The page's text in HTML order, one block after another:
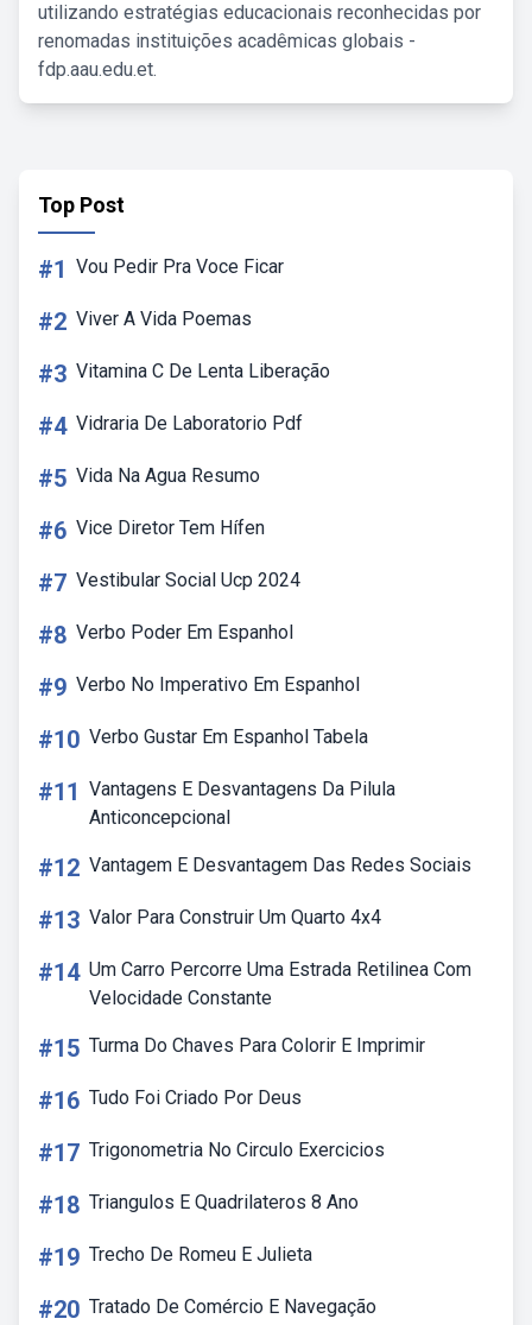
utilizando estratégias educacionais reconhecidas por
renomadas instituições acadêmicas globais -
fdp.aau.edu.et.
Top Post
#1 Vou Pedir Pra Voce Ficar
#2 Viver A Vida Poemas
#3 Vitamina C De Lenta Liberação
#4 Vidraria De Laboratorio Pdf
#5 Vida Na Agua Resumo
#6 Vice Diretor Tem Hífen
#7 Vestibular Social Ucp 2024
#8 Verbo Poder Em Espanhol
#9 Verbo No Imperativo Em Espanhol
#10 Verbo Gustar Em Espanhol Tabela
#11 Vantagens E Desvantagens Da Pilula
Anticoncepcional
#12 Vantagem E Desvantagem Das Redes Sociais
#13 Valor Para Construir Um Quarto 4x4
#14 Um Carro Percorre Uma Estrada Retilinea Com
Velocidade Constante
#15 Turma Do Chaves Para Colorir E Imprimir
#16 Tudo Foi Criado Por Deus
#17 Trigonometria No Circulo Exercicios
#18 Triangulos E Quadrilateros 8 Ano
#19 Trecho De Romeu E Julieta
#20 Tratado De Comércio E Navegação